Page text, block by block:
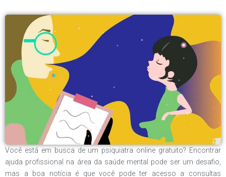
Você está em busca de um psiquiatra online gratuito? Encontrar
ajuda profissional na área da saúde mental pode ser um desafio,
mas a boa notícia é que você pode ter acesso a consultas